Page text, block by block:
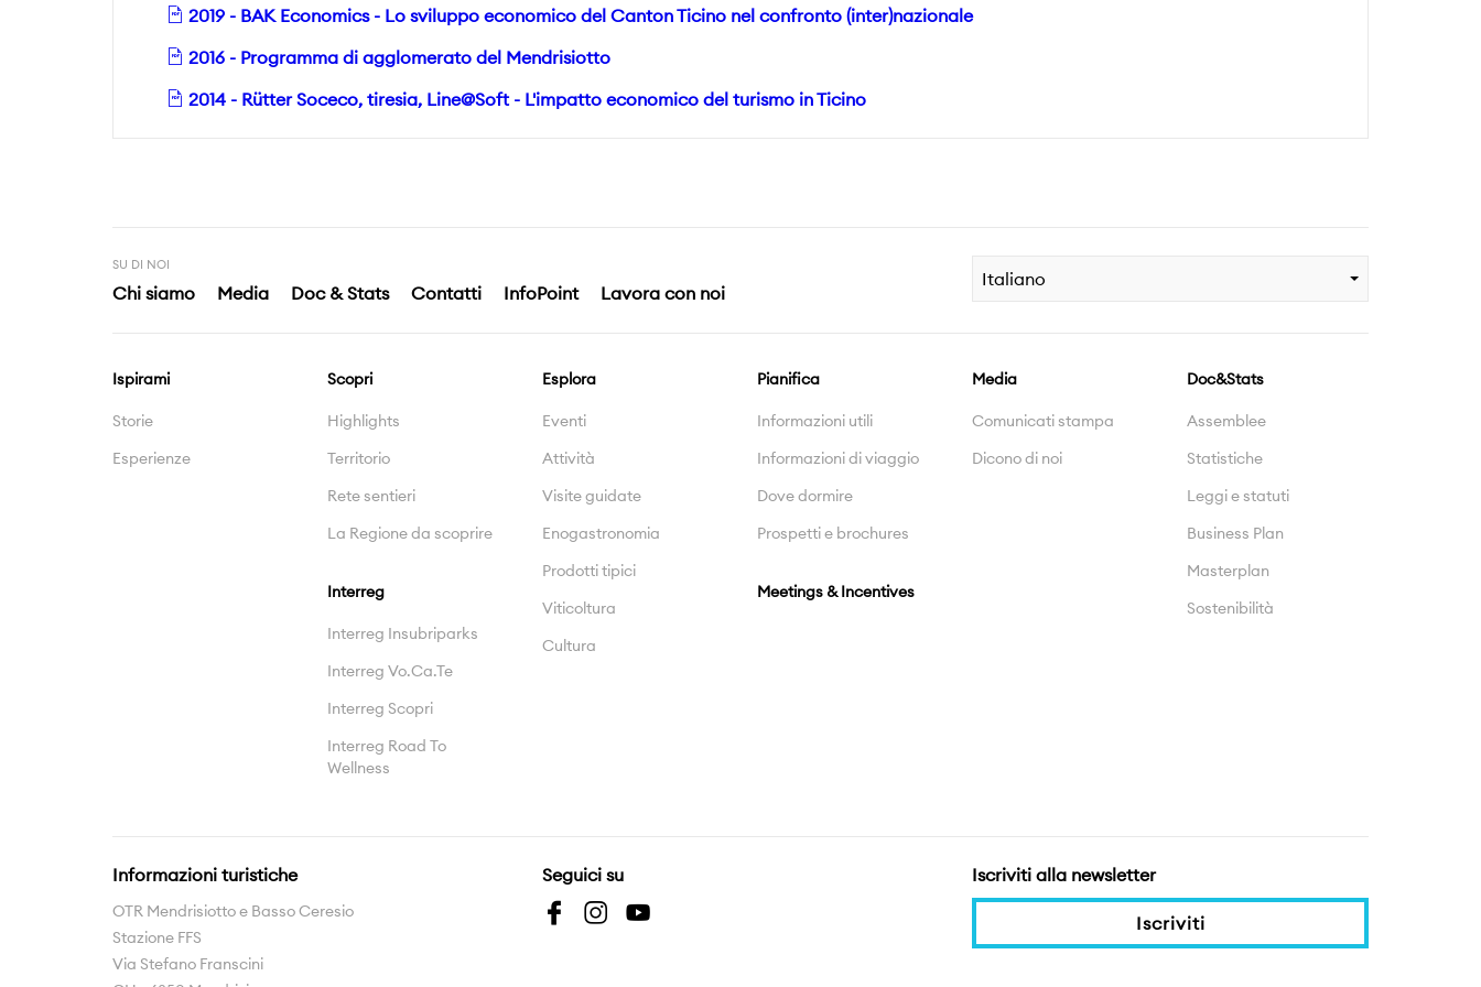
2019 - BAK Economics - Lo sviluppo economico del Canton Ticino nel confronto (inter)nazionale
2016 - Programma di agglomerato del Mendrisiotto
2014 - Rütter Soceco, tiresia, Line@Soft - L'impatto economico del turismo in Ticino
SU DI NOI
Chi siamo Media Doc & Stats Contatti InfoPoint Lavora con noi
Italiano
Ispirami
Storie
Esperienze
Scopri
Highlights
Territorio
Rete sentieri
La Regione da scoprire
Interreg
Interreg Insubriparks
Interreg Vo.Ca.Te
Interreg Scopri
Interreg Road To
Wellness
Esplora
Eventi
Attività
Visite guidate
Enogastronomia
Prodotti tipici
Viticoltura
Cultura
Pianifica
Informazioni utili
Informazioni di viaggio
Dove dormire
Prospetti e brochures
Meetings & Incentives
Media
Comunicati stampa
Dicono di noi
Doc&Stats
Assemblee
Statistiche
Leggi e statuti
Business Plan
Masterplan
Sostenibilità
Informazioni turistiche
OTR Mendrisiotto e Basso Ceresio
Stazione FFS
Via Stefano Franscini
Seguici su Iscriviti alla newsletter
Iscriviti